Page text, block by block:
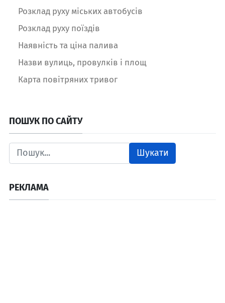
Розклад руху міських автобусів
Розклад руху поїздів
Наявність та ціна палива
Назви вулиць, провулків і площ
Карта повітряних тривог
ПОШУК ПО САЙТУ
Шукати
РЕКЛАМА